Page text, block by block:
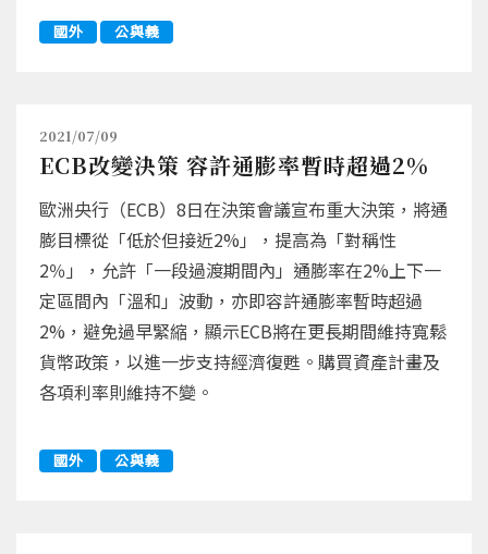
國外 公與義
2021/07/09
ECB改變決策 容許通膨率暫時超過2%
歐洲央行（ECB）8日在決策會議宣布重大決策，將通
膨目標從「低於但接近2%」，提高為「對稱性
2％」，允許「一段過渡期間內」通膨率在2%上下一
定區間內「溫和」波動，亦即容許通膨率暫時超過
2%，避免過早緊縮，顯示ECB將在更長期間維持寬鬆
貨幣政策，以進一步支持經濟復甦。購買資產計畫及
各項利率則維持不變。
國外 公與義